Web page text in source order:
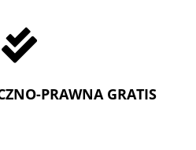

PRAWNA GRATIS